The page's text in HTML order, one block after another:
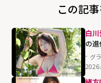
この記
白
の進
グ